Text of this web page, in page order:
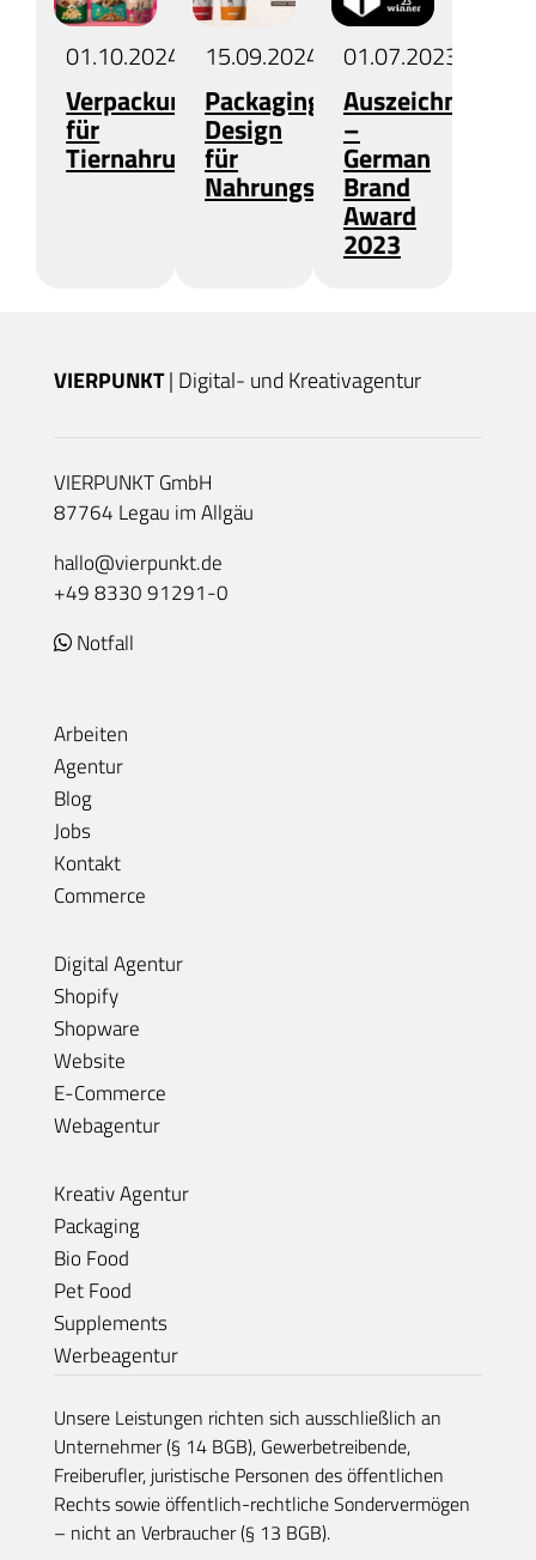
01.10.2024
Verpackungsdesign
für
Tiernahrung
15.09.2024
Packaging
Design
für
Nahrungsergänzung
01.07.2023
Auszeichnung
–
German
Brand
Award
2023
VIERPUNKT| Digital- und Kreativagentur
VIERPUNKT GmbH
87764 Legau im Allgäu
hallo@vierpunkt.de
+49 8330 91291-0
Notfall
Arbeiten
Agentur
Blog
Jobs
Kontakt
Commerce
Digital Agentur
Shopify
Shopware
Website
E-Commerce
Webagentur
Kreativ Agentur
Packaging
Bio Food
Pet Food
Supplements
Werbeagentur
Unsere Leistungen richten sich ausschließlich an
Unternehmer (§ 14 BGB), Gewerbetreibende,
Freiberufler, juristische Personen des öffentlichen
Rechts sowie öffentlich-rechtliche Sondervermögen
– nicht an Verbraucher (§ 13 BGB).